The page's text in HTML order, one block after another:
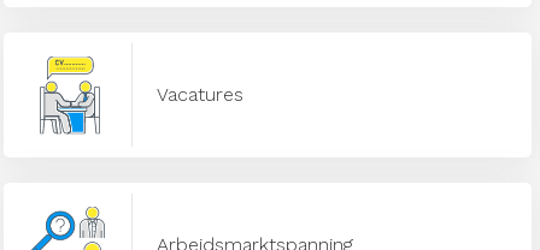
Vacatures
Arbeidsmarktspanning